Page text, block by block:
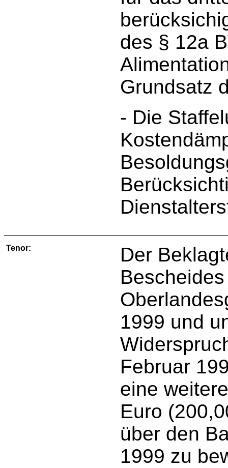
des § 12a
Grundsatz
- Die
Tenor:
Der
1999 und
Februar
eine
Euro
über den
1999 zu